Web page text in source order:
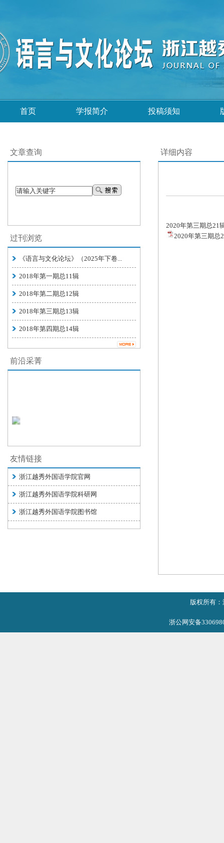
首页 学报简介 投稿须知
文章查询
过刊浏览
《语言与文化论坛》（2025年下卷...
2018年第一期总11辑
2018年第二期总12辑
2018年第三期总13辑
2018年第四期总14辑
前沿采菁
友情链接
浙江越秀外国语学院官网
浙江越秀外国语学院科研网
浙江越秀外国语学院图书馆
详细内容
2020年第三期总21
2020年第三期总
版权所有
浙公网安备